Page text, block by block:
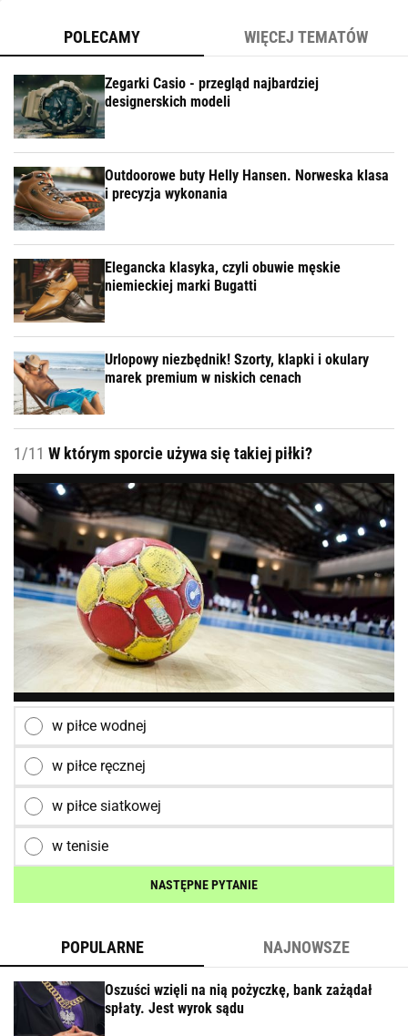
POLECAMY WIĘCEJ TEMATÓW
Zegarki Casio - przegląd najbardziej
designerskich modeli
Outdoorowe buty Helly Hansen. Norweska klasa
i precyzja wykonania
Elegancka klasyka, czyli obuwie męskie
niemieckiej marki Bugatti
Urlopowy niezbędnik! Szorty, klapki i okulary
marek premium w niskich cenach
1/11 W którym sporcie używa się takiej piłki?
w piłce wodnej
w piłce ręcznej
w piłce siatkowej
w tenisie
NASTĘPNE PYTANIE
POPULARNE NAJNOWSZE
Oszuści wzięli na nią pożyczkę, bank zażądał
spłaty. Jest wyrok sądu